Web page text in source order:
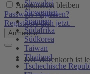
Slowakei
Slowenien
Spanien
Südafrika
Südkorea
Taiwan
Thailand
Tschechische
Angemeldet bleiben
Passwort vergessen?
Registriere dich jetzt.
Anmelden
Der Warenkorb ist